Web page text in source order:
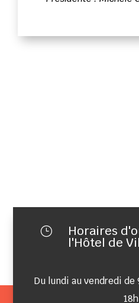
} Horaires
l'Hôtel de
Du lundi au vendredi de